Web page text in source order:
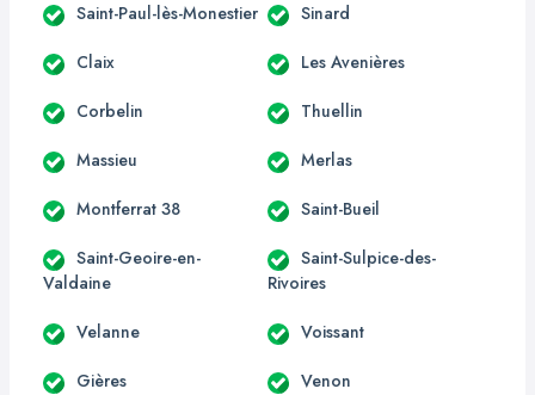
Saint-Paul-lès-Monestier Sinard
Claix Les Avenières
Corbelin Thuellin
Massieu Merlas
Montferrat 38 Saint-Bueil
Saint-Geoire-en-
Valdaine
Saint-Sulpice-des-
Rivoires
Velanne Voissant
Gières Venon